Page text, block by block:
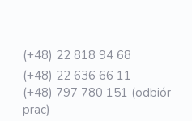
(+48) 22 818 94 68
(+48) 22 636 66 11
(+48) 797 780 151 (odbiór
prac)